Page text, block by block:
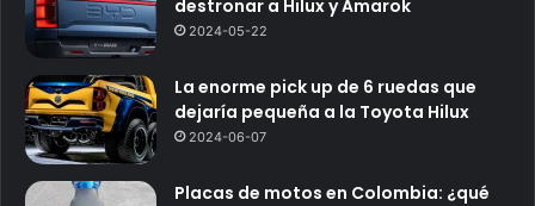
destronar a Hilux y Amarok
2024-05-22
La enorme pick up de 6 ruedas que
dejaría pequeña a la Toyota Hilux
2024-06-07
Placas de motos en Colombia: ¿qué